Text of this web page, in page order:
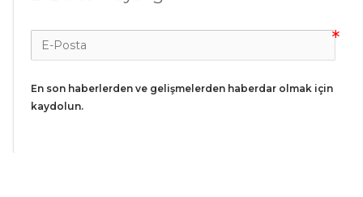
En son haberlerden ve gelişmelerden haberdar olmak için
kaydolun.